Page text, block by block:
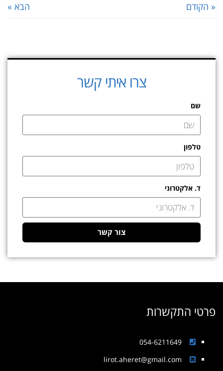
« הקודם הבא »
צרו איתי קשר
שם
טלפון
ד. אלקטרוני
צור קשר
פרטי התקשרות
054-6211649
lirot.aheret@gmail.com